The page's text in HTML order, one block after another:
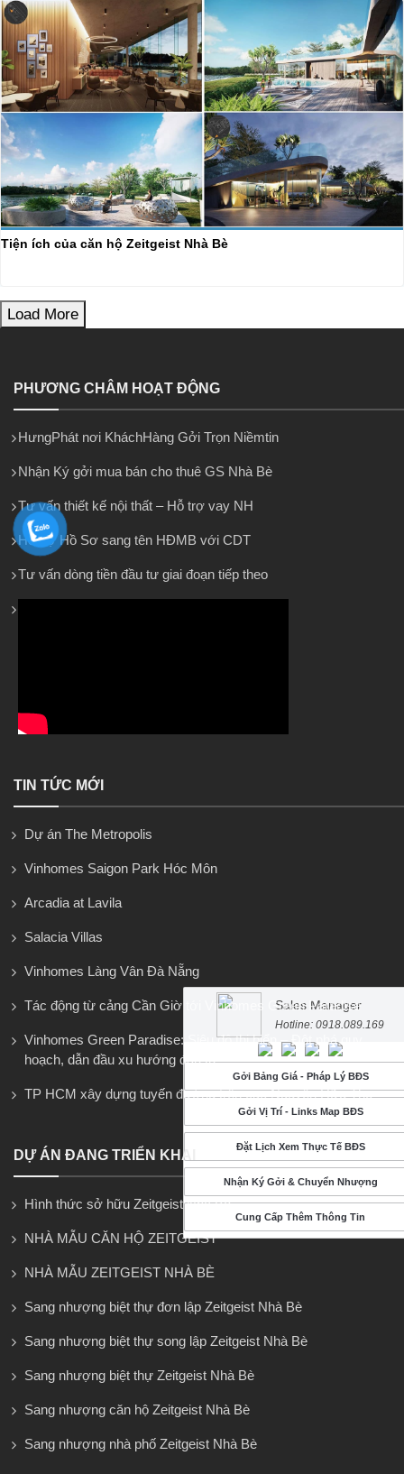
Tiện ích của căn hộ Zeitgeist Nhà Bè
Load More
Sales Manager
Hotline: 0918.089.169
Gởi Bảng Giá - Pháp Lý BĐS
Gởi Vị Trí - Links Map BĐS
Đặt Lịch Xem Thực Tế BĐS
Nhận Ký Gởi & Chuyển Nhượng
Cung Cấp Thêm Thông Tin
PHƯƠNG CHÂM HOẠT ĐỘNG
HưngPhát nơi KháchHàng Gởi Trọn Niềmtin
Nhận Ký gởi mua bán cho thuê GS Nhà Bè
Tư vấn thiết kế nội thất – Hỗ trợ vay NH
Hỗ trợ Hồ Sơ sang tên HĐMB với CDT
Tư vấn dòng tiền đầu tư giai đoạn tiếp theo
TIN TỨC MỚI
Dự án The Metropolis
Vinhomes Saigon Park Hóc Môn
Arcadia at Lavila
Salacia Villas
Vinhomes Làng Vân Đà Nẵng
Tác động từ cảng Cần Giờ tới Vinhomes Green Paradise
Vinhomes Green Paradise: Siêu đô thị biển – Đột phá quy
hoạch, dẫn đầu xu hướng đầu tư
TP HCM xây dựng tuyến đường trên cao Nguyễn Hữu Thọ
DỰ ÁN ĐANG TRIỂN KHAI
Hình thức sở hữu Zeitgeist Nhà Bè
NHÀ MẪU CĂN HỘ ZEITGEIST
NHÀ MẪU ZEITGEIST NHÀ BÈ
Sang nhượng biệt thự đơn lập Zeitgeist Nhà Bè
Sang nhượng biệt thự song lập Zeitgeist Nhà Bè
Sang nhượng biệt thự Zeitgeist Nhà Bè
Sang nhượng căn hộ Zeitgeist Nhà Bè
Sang nhượng nhà phố Zeitgeist Nhà Bè